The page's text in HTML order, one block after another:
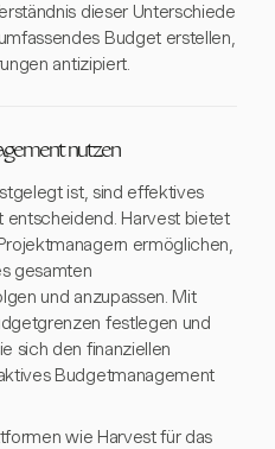
dieser Unterschiede
Budget erstellen,
antizipiert.
nutzen
ist, sind effektives
entscheidend. Harvest bietet
ermöglichen,
gesamten
und anzupassen. Mit
festlegen und
sich den finanziellen
Budgetmanagement
wie Harvest für das